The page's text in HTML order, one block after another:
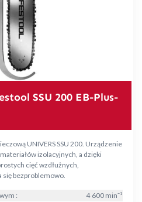
SSU 200 EB-Plus-
UNIVERS SSU 200. Urządzenie
izolacyjnych, a dzięki
cięć wzdłużnych,
się bezproblemowo.
:
4 600 min⁻¹